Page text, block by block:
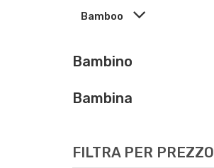
Bamboo
Bambino
Bambina
FILTRA PER PREZZO